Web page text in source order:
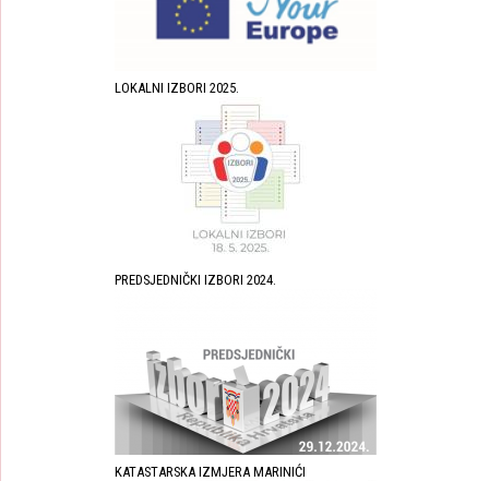
LOKALNI IZBORI 2025.
PREDSJEDNIČKI IZBORI 2024.
KATASTARSKA IZMJERA MARINIĆI